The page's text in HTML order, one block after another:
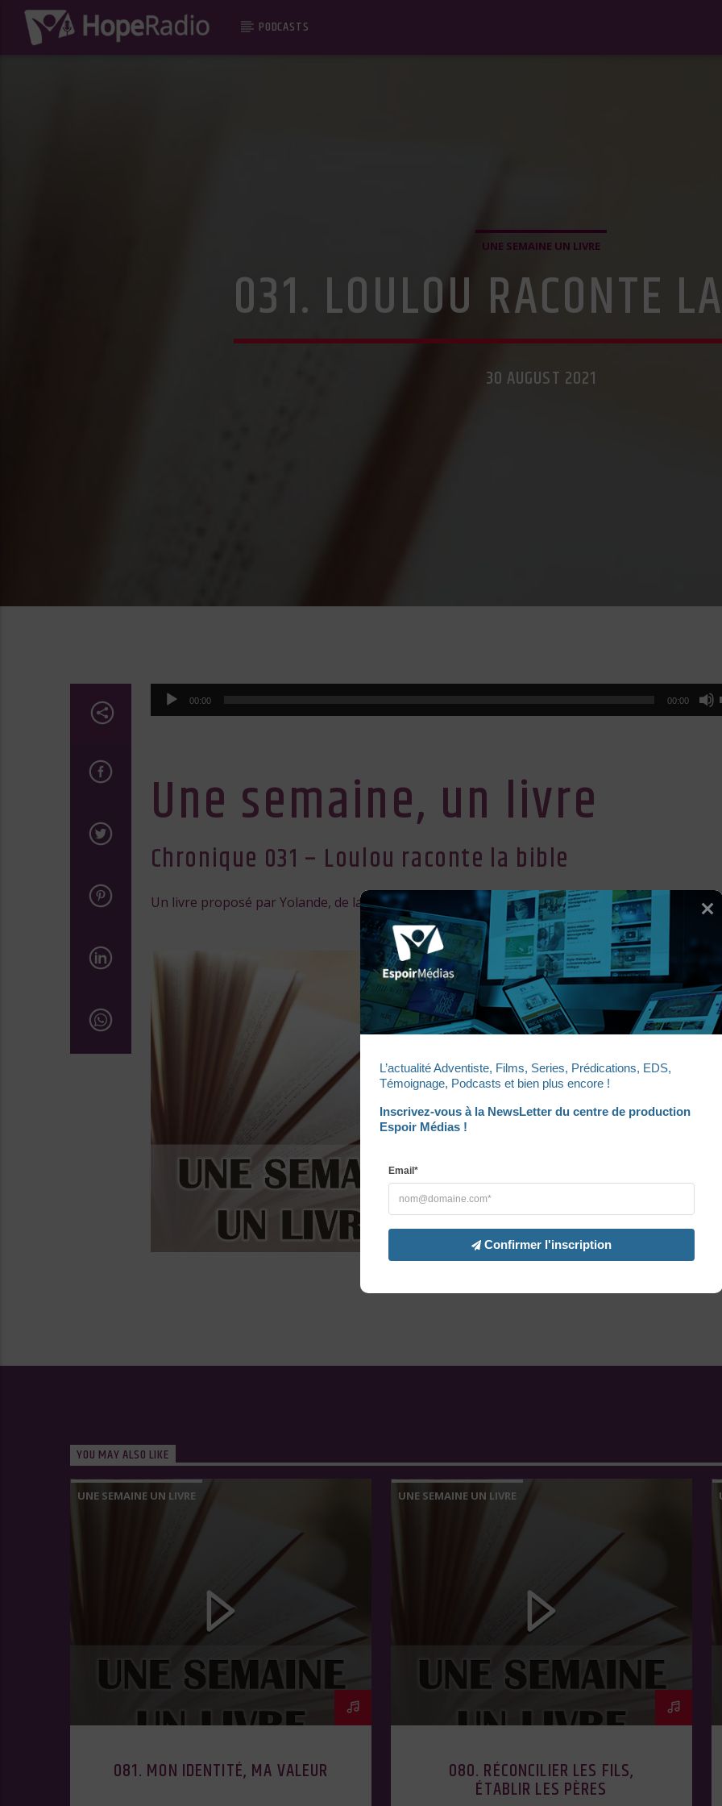
PODCASTS
UNE SEMAINE UN LIVRE
031. LOULOU RACONTE
30 AUGUST 2021
Lecteur
audio
00:00 00:00
Une semaine, un livre
Chronique 031 – Loulou raconte la bible
Un livre proposé par Yolande, de la librairie Vie et Santé en Suisse
UNE SEMAINE, UN LIVRE
YOU MAY ALSO LIKE
UNE SEMAINE UN LIVRE
081. MON IDENTITÉ, MA VALEUR
UNE SEMAINE UN LIVRE
080. RÉCONCILIER LES FILS,
ÉTABLIR LES PÈRES
L’actualité Adventiste, Films, Series, Prédications, EDS,
Témoignage, Podcasts et bien plus encore !
Inscrivez-vous à la NewsLetter du centre de production
Espoir Médias !
Email*
Confirmer l'inscription